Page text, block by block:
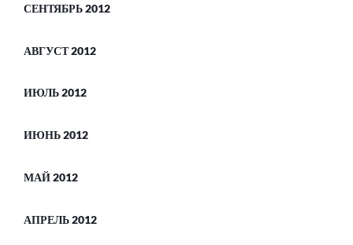
СЕНТЯБРЬ 2012
АВГУСТ 2012
ИЮЛЬ 2012
ИЮНЬ 2012
МАЙ 2012
АПРЕЛЬ 2012